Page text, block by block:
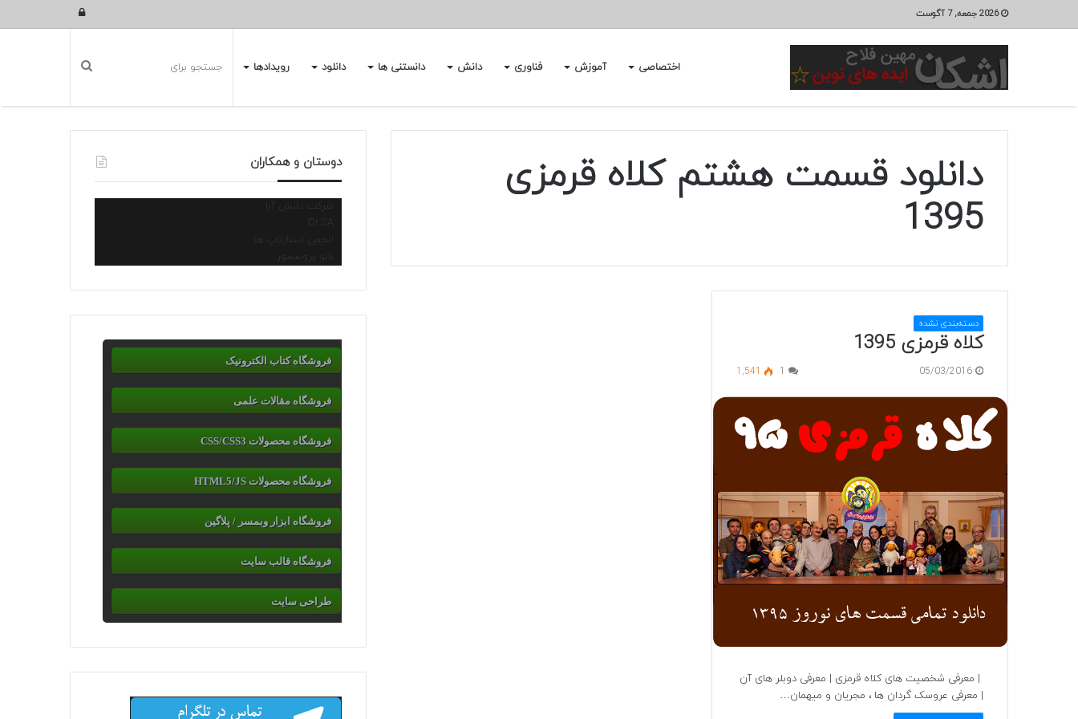
2026 جمعه, 7 آگوست ورود
اختصاصی آموزش فناوری دانش دانستنی ها دانلود رویدادها
دانلود قسمت هشتم کلاه قرمزی
1395
دسته‌بندی نشده
کلاه قرمزی 1395
05/03/2016
1
1,541
| معرفی شخصیت های کلاه قرمزی | معرفی دوبلر های آن
| معرفی عروسک گردان ها ، مجریان و میهمان…
دوستان و همکاران
شرکت دانش آرا
انجمن استارتاپ ها
نانو پروسسور
فروشگاه کتاب الکترونیک
فروشگاه مقالات علمی
فروشگاه محصولات CSS/CSS3
فروشگاه محصولات HTML5/JS
فروشگاه ابزار وبمسر / پلاگین
فروشگاه قالب سایت
طراحی سایت